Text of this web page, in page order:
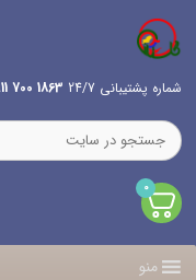
شماره پشتیبانی 24/7 1863 700 0911
0
منو